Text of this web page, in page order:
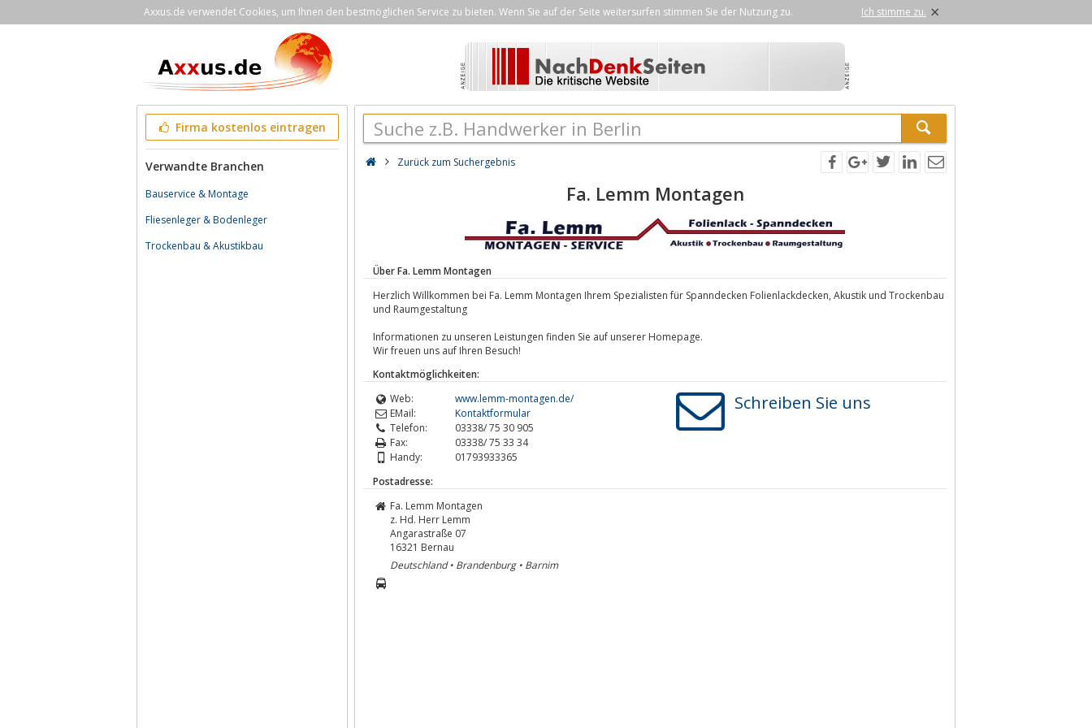
Axxus.de verwendet Cookies, um Ihnen den bestmöglichen Service zu bieten. Wenn Sie auf der Seite weitersurfen stimmen Sie der Nutzung zu. Ich stimme zu. ×
Firma kostenlos eintragen
Verwandte Branchen
Bauservice & Montage
Fliesenleger & Bodenleger
Trockenbau & Akustikbau
Zurück zum Suchergebnis
Fa. Lemm Montagen
Über Fa. Lemm Montagen
Herzlich Willkommen bei Fa. Lemm Montagen Ihrem Spezialisten für Spanndecken Folienlackdecken, Akustik und Trockenbau
und Raumgestaltung
Informationen zu unseren Leistungen finden Sie auf unserer Homepage.
Wir freuen uns auf Ihren Besuch!
Kontaktmöglichkeiten:
Web:
www.lemm-montagen.de/
EMail:
Kontaktformular
Telefon:
03338/ 75 30 905
Fax:
03338/ 75 33 34
Handy:
01793933365
Schreiben Sie uns
Postadresse:
Fa. Lemm Montagen
z. Hd. Herr Lemm
Angarastraße 07
16321 Bernau
Deutschland • Brandenburg • Barnim